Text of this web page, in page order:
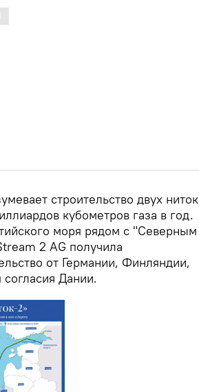
строительство двух ниток
кубометров газа в год.
моря рядом с "Северным
2 AG получила
от Германии, Финляндии,
Дании.